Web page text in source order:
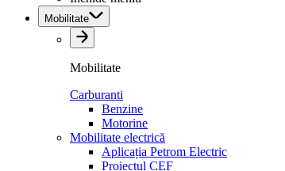
Mobilitate
Mobilitate
Carburanti
Benzine
Motorine
Mobilitate electrică
Aplicația Petrom Electric
Proiectul CEF